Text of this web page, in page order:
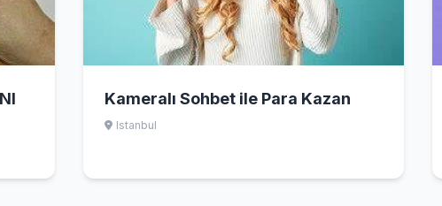
Kameralı Sohbet ile Para Kazan
Istanbul